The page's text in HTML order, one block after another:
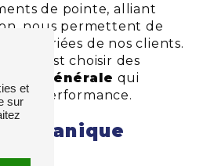
de pointe, alliant
nous permettent de
variées de nos clients.
c'est choisir des
générale qui
de performance.
mécanique
et
sur